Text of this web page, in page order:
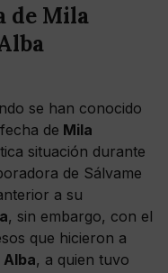
de Mila
se han conocido
de Mila
situación durante
de Sálvame
a su
, sin embargo, con el
que hicieron a
Alba, a quien tuvo